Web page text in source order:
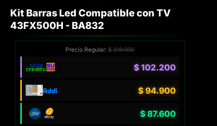
Kit Barras Led Compatible con TV
43FX500H - BA832
Precio Regular:$219.000
$102.200
$94.900
$87.600